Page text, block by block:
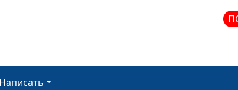
Написать
Что значит лестница,